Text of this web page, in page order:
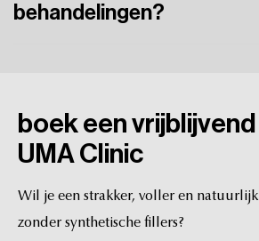
behandelingen?
boek een vrijblijvend
UMA Clinic
Wil je een strakker, voller en natuurlijk
zonder synthetische fillers?